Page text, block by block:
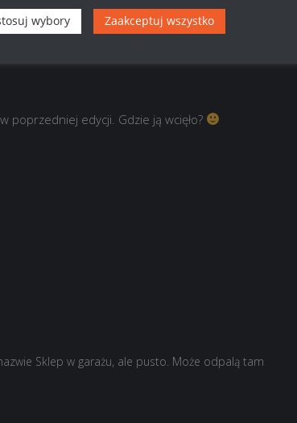
poprzedniej edycji. Gdzie ją wcięło?
Sklep w garażu, ale pusto. Może odpalą tam
wybory Zaakceptuj wszystko